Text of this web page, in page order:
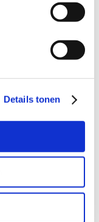
Details tonen